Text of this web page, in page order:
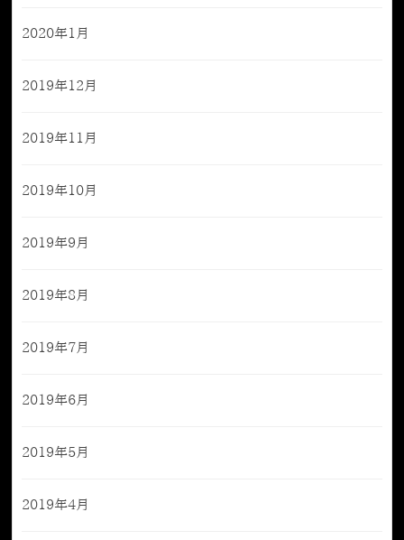
2020年1月
2019年12月
2019年11月
2019年10月
2019年9月
2019年8月
2019年7月
2019年6月
2019年5月
2019年4月